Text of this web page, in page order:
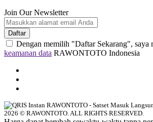
Join Our Newsletter
Daftar
Dengan memilih "Daftar Sekarang", saya
keamanan data RAWONTOTO Indonesia
2026 © RAWONTOTO. ALL RIGHTS RESERVED.